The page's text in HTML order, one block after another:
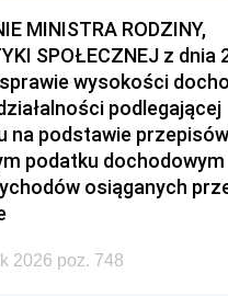
MINISTRA RODZINY,
SPOŁECZNEJ z dnia
wysokości
podlegającej
na podstawie
podatku
osiąganych
2026 poz. 748